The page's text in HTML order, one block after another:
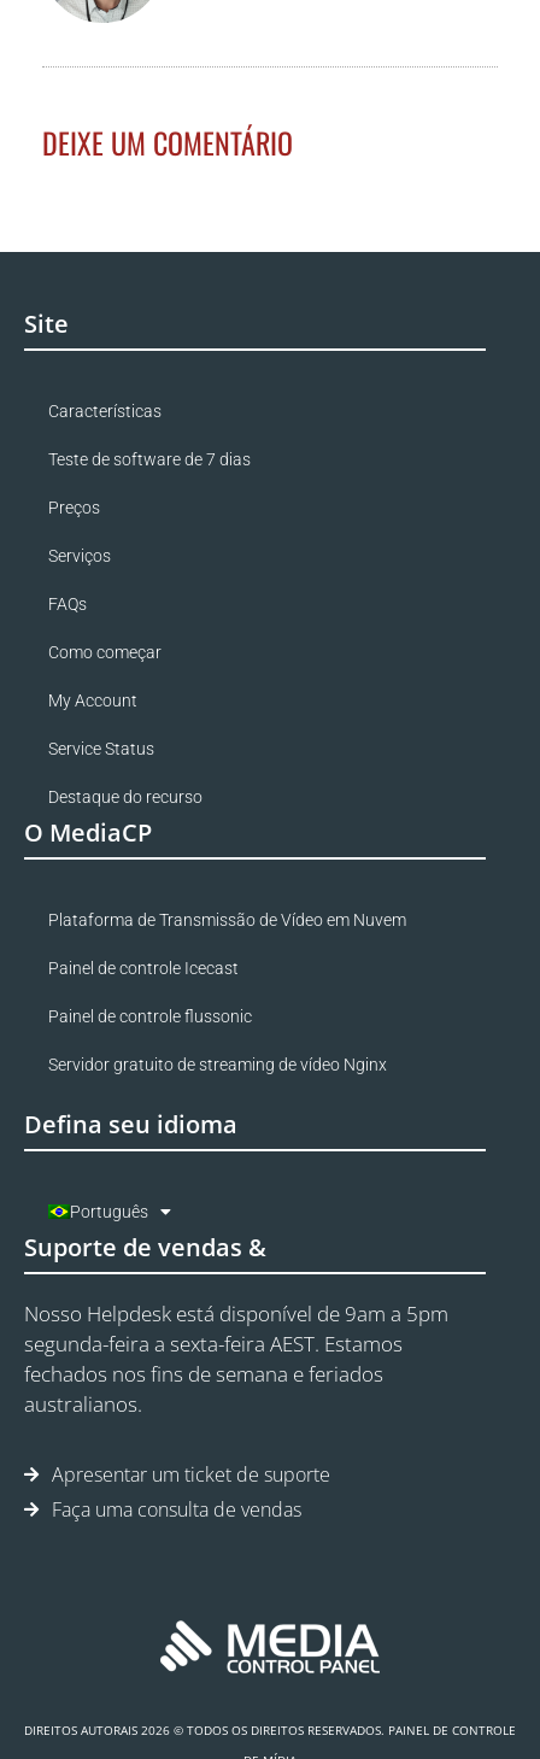
DEIXE UM COMENTÁRIO
Site
Características
Teste de software de 7 dias
Preços
Serviços
FAQs
Como começar
My Account
Service Status
Destaque do recurso
O MediaCP
Plataforma de Transmissão de Vídeo em Nuvem
Painel de controle Icecast
Painel de controle flussonic
Servidor gratuito de streaming de vídeo Nginx
Defina seu idioma
Português
Suporte de vendas &
Nosso Helpdesk está disponível de 9am a 5pm
segunda-feira a sexta-feira AEST. Estamos
fechados nos fins de semana e feriados
australianos.
Apresentar um ticket de suporte
Faça uma consulta de vendas
DIREITOS AUTORAIS 2026 © TODOS OS DIREITOS RESERVADOS. PAINEL DE CONTROLE